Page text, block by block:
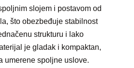
slojem i postavom od
što obezbeđuje stabilnost
strukturu i lako
je gladak i kompaktan,
umerene spoljne uslove.